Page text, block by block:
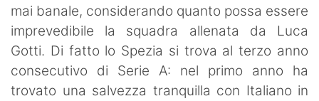
mai banale, considerando quanto possa essere
imprevedibile la squadra allenata da Luca
Gotti. Di fatto lo Spezia si trova al terzo anno
consecutivo di Serie A: nel primo anno ha
trovato una salvezza tranquilla con Italiano in